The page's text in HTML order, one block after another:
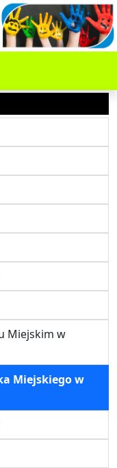
Miejskim w
Miejskiego w